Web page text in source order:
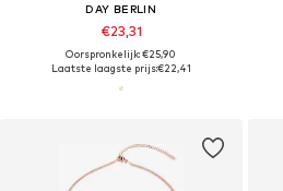
DAY BERLIN
€23,31
Oorspronkelijk: €25,90
Laatste laagste prijs:€22,41